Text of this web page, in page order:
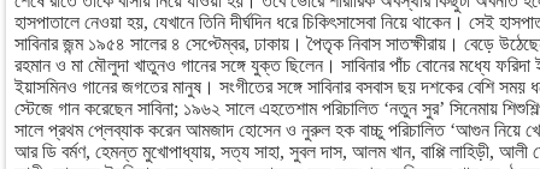
হাসপাতালে নেওয়া হয়, যেখানে তিনি দীর্ঘদিন ধরে চিকিৎসাসেবা নিয়ে থাকেন। সেই
সাবিনার জন্ম ১৯৫৪ সালের ৪ সেপ্টেম্বর, ঢাকায়। পৈতৃক নিবাস সাতক্ষীরায়। বেড়ে
রহমান ও মা মৌলুদা খাতুনও গানের সঙ্গে যুক্ত ছিলেন। সাবিনার পাঁচ বোনের মধ্যে ফরিদা
ইয়াসমিনও গানের জগতের মানুষ। সংগীতের সঙ্গে সাবিনার বসবাস ছয় দশকের বেশি সময়
স্টেজে গান করেছেন সাবিনা; ১৯৬২ সালে এহতেশাম পরিচালিত ‘নতুন সুর’ সিনেমায়
সালে প্রথম প্লেব্যাক করেন আমজাদ হোসেন ও নুরুল হক বাচ্চু পরিচালিত ‘আগুন নিয়ে
আর ডি বর্মণ, হেমন্ত মুখোপাধ্যায়, সত্য সাহা, সুবল দাস, আলম খান, বাপ্পি লাহিড়ী,